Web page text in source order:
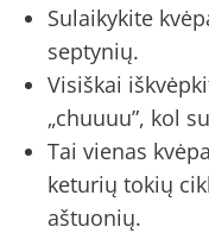
Sulaikykite
septynių.
Visiškai
„chuuuu”, kol
Tai vienas
keturių tokių
aštuonių.